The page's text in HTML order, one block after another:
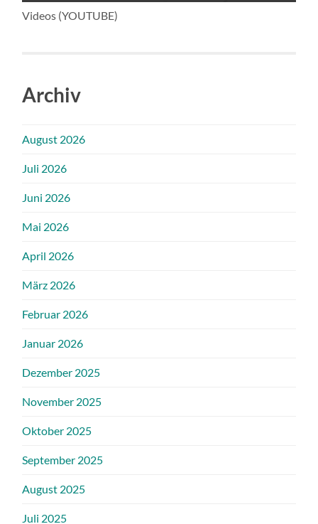
Videos (YOUTUBE)
Archiv
August 2026
Juli 2026
Juni 2026
Mai 2026
April 2026
März 2026
Februar 2026
Januar 2026
Dezember 2025
November 2025
Oktober 2025
September 2025
August 2025
Juli 2025